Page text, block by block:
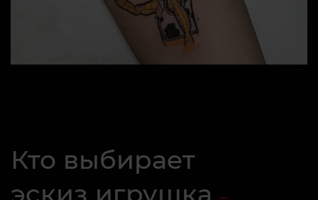
Кто выбирает
эскиз игрушка